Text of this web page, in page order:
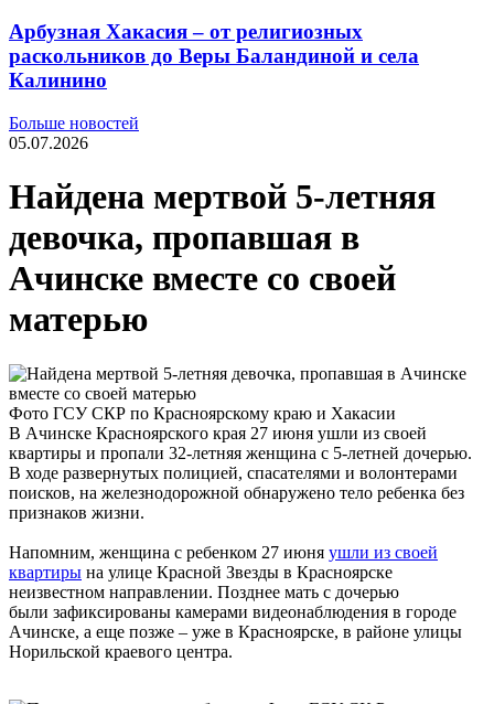
Арбузная Хакасия – от религиозных
раскольников до Веры Баландиной и села
Калинино
Больше новостей
05.07.2026
Найдена мертвой 5-летняя
девочка, пропавшая в
Ачинске вместе со своей
матерью
Фото ГСУ СКР по Красноярскому краю и Хакасии
В Ачинске Красноярского края 27 июня ушли из своей
квартиры и пропали 32-летняя женщина с 5-летней дочерью.
В ходе развернутых полицией, спасателями и волонтерами
поисков, на железнодорожной обнаружено тело ребенка без
признаков жизни.
Напомним, женщина с ребенком 27 июня ушли из своей
квартиры на улице Красной Звезды в Красноярске
неизвестном направлении. Позднее мать с дочерью
были зафиксированы камерами видеонаблюдения в городе
Ачинске, а еще позже – уже в Красноярске, в районе улицы
Норильской краевого центра.